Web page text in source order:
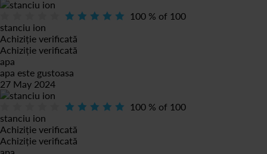
100 % of 100
stanciu ion
Achiziție verificată
Achiziție verificată
apa
apa este gustoasa
27 May 2024
100 % of 100
stanciu ion
Achiziție verificată
Achiziție verificată